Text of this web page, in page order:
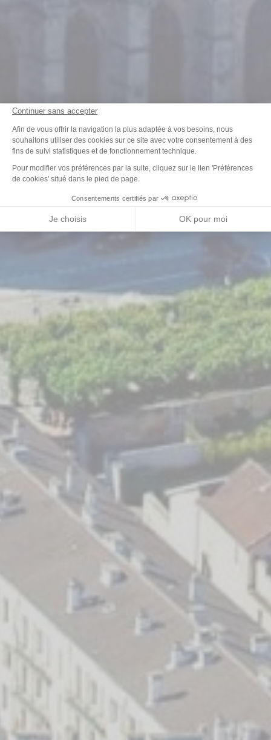
Continuer sans accepter
Plateforme de Gestion du
Afin de vous offrir la navigation la plus adaptée à vos besoins, nous
souhaitons utiliser des cookies sur ce site avec votre consentement à des
fins de suivi statistiques et de fonctionnement technique.
Pour modifier vos préférences par la suite, cliquez sur le lien 'Préférences
de cookies' situé dans le pied de page.
Consentements certifiés par
Je choisis OK pour moi
Axeptio consent